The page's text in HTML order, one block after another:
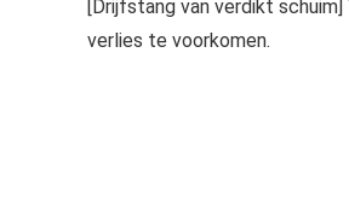
[Drijfstang van verdikt
verlies te voorkomen.